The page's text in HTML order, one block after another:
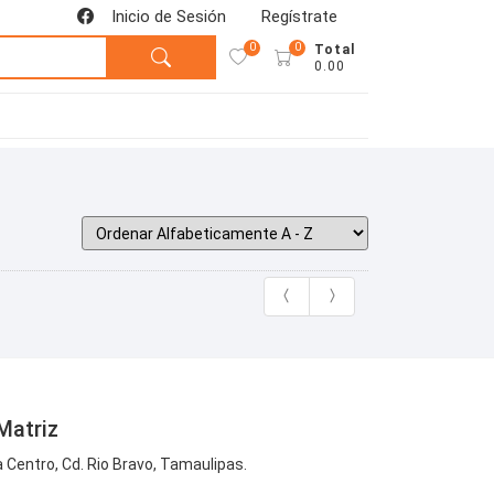
Inicio de Sesión Regístrate
0
Total
0.00
0
Cd. Rio Bravo, Tamaulipas.